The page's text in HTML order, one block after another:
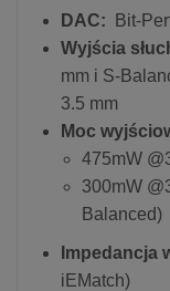
DAC:
Bit-
Wyjścia
mm i S-
3.5 mm
Moc
475mW
300mW
Balanced)
Impedancja
iEMatch)